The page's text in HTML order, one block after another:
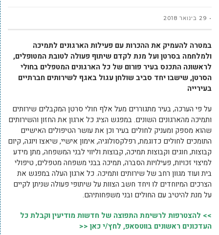
29 בינואר 2018
במטרה להעמיק את ההכרות עם פעילות הארגונים לתמיכה
ולמלחמה בסרטן ועל מנת לקדם שיתוף פעולה לטובת המטופלים,
לראשונה התכנס בעיר פורום של כל הארגונים המטפלים בחולי
הסרטן, שישבו יחד סביב שולחן עגול באגף לשירותים חברתיים
בעירייה
על פי הערכה, בעיר מתגוררים מעל אלף חולי סרטן המקבלים שירותים
ותמיכה מהארגונים השונים. במפגש הציג כל ארגון את החזון והשירותים
שהוא מספק ומעניק לחולים בעיר וכן את עושר הטיפולים האישיים
התומכים לחולים כדוגמת, רפלקסולוגיה, אימון אישיי, שיאצו ויוגה, קיום
קבוצות, חוגים וקבוצות תמיכה, קבוצות וליווי לבני המשפחה, מתן מידע
למיצוי זכויות, פעילויות הסברה, תמיכה בבני משפחה מטפלים, טיפולי
בית ועוד מגוון רחב של שירותים ותמיכה. כל ארגון העלה במפגש את
הצרכים המיוחדים לו ויחד חשב הצוות על שיתופי פעולה שניתן לקיים
על מנת להיטיב עם החולים ובני משפחותיהם.
>> להצטרפות לרשימת התפוצה של חדשות מודיעין וקבלת כל
העדכונים ראשונים בווטסאפ, לחץ/י כאן <<